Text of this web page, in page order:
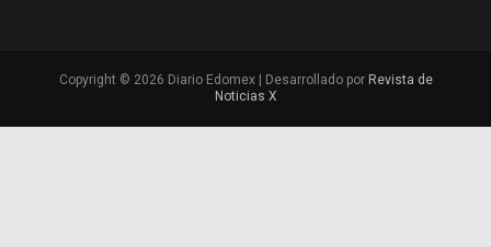
Copyright © 2026 Diario Edomex | Desarrollado por Revista de
Noticias X